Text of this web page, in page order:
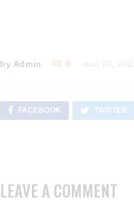
by Admin 0
FACEBOOK TWITTER
LEAVE A COMMENT